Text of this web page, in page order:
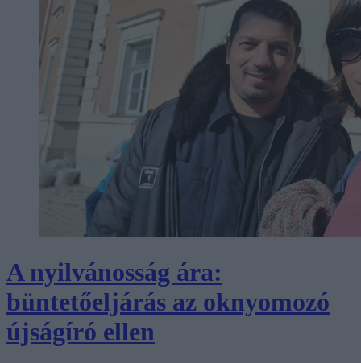
A nyilvánosság ára:
büntetőeljárás az oknyomozó
újságíró ellen